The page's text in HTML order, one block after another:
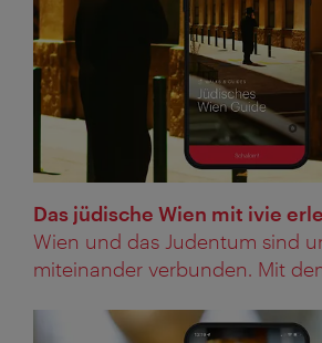
Das jüdische Wien mit ivie
Wien und das Judentum sind
miteinander verbunden. Mit